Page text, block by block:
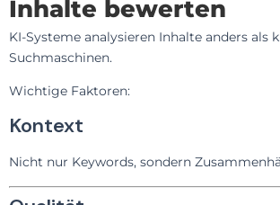
Inhalte bewerten
KI-Systeme analysieren Inhalte anders als
Suchmaschinen.
Wichtige Faktoren:
Kontext
Nicht nur Keywords, sondern